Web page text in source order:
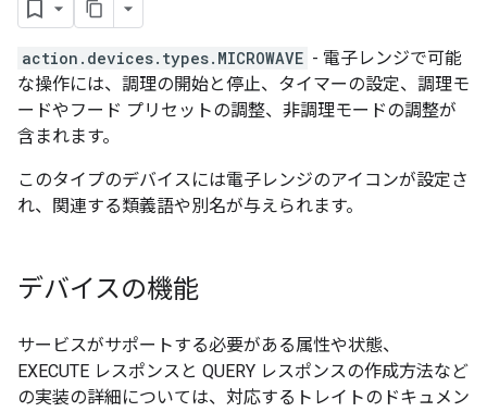
action.devices.types.MICROWAVE - 電子レンジで可能
な操作には、調理の開始と停止、タイマーの設定、調理モ
ードやフード プリセットの調整、非調理モードの調整が
含まれます。
このタイプのデバイスには電子レンジのアイコンが設定さ
れ、関連する類義語や別名が与えられます。
デバイスの機能
サービスがサポートする必要がある属性や状態、
EXECUTE レスポンスと QUERY レスポンスの作成方法など
の実装の詳細については、対応するトレイトのドキュメン